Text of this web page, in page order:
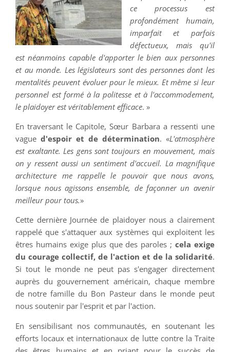
ce processus est
profondément humain,
imparfait et parfois
défectueux, mais qu'il
est néanmoins capable d'apporter le bien aux personnes
et au monde. Les législateurs sont des personnes dont les
mentalités peuvent évoluer pour le mieux. Et même si leur
personnel est formé à la politesse et à l'accommodement,
le plaidoyer est véritablement efficace. »
En traversant le Capitole, Sœur Barbara a ressenti une
vagued'espoir et de détermination. «L'atmosphère
est exaltante. Les gens sont toujours en mouvement, mais
on y ressent aussi un sentiment d'accueil. La magnifique
architecture me rappelle le pouvoir que nous avons,
lorsque nous agissons ensemble, de façonner un avenir
meilleur pour tous.»
Cette dernière Journée de plaidoyer nous a clairement
rappelé que s'attaquer aux systèmes qui exploitent les
êtres humains exige plus que des paroles ; cela exige
du courage collectif, de l'action et de la solidarité.
Si tout le monde ne peut pas s'engager directement
auprès du gouvernement américain, chaque membre
de notre famille du Bon Pasteur dans le monde peut
nous soutenir par l'esprit et par l'action.
En sensibilisant nos communautés, en soutenant les
efforts locaux et internationaux de lutte contre la Traite